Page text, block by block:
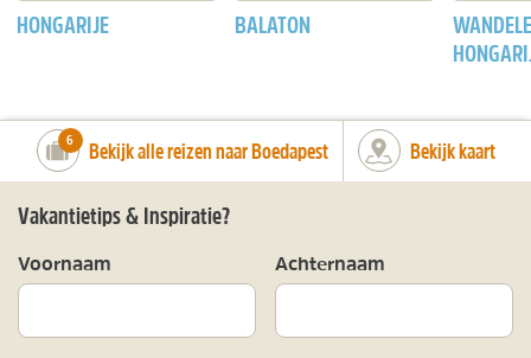
HONGARIJE BALATON
number_of_trips:
6 Bekijk alle reizen naar Boedapest Bekijk kaart
Vakantietips & Inspiratie?
Voornaam Achternaam